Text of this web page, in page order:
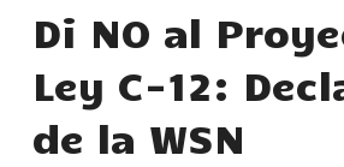
Proyecto
de
C-
Di NO al
Ley C-12:
de la WSN